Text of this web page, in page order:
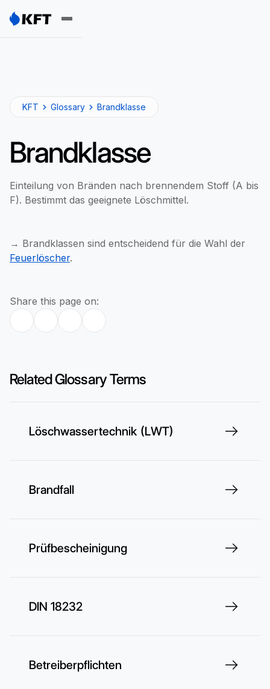
KFT Glossary Brandklasse
Brandklasse
Einteilung von Bränden nach brennendem Stoff (A bis
F). Bestimmt das geeignete Löschmittel.
→ Brandklassen sind entscheidend für die Wahl der
Feuerlöscher.
Share this page on:
Related Glossary Terms
Löschwassertechnik (LWT)
Brandfall
Prüfbescheinigung
DIN 18232
Betreiberpflichten